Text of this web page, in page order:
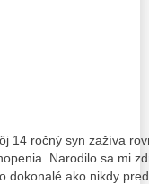
14 ročný syn zažíva
Narodilo sa mi
dokonalé ako nikdy